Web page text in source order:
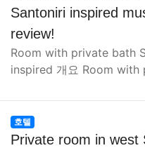
Santoniri inspired
review!
Room with private bath
inspired 개요 Room with
호텔
Private room in west